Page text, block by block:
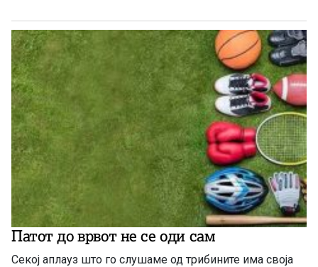
Патот до врвот не се оди сам
Секој аплауз што го слушаме од трибините има своја